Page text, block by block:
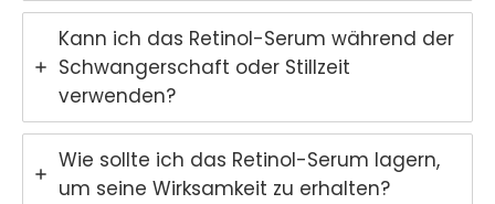
Kann ich das Retinol-Serum während der
Schwangerschaft oder Stillzeit
verwenden?
Wie sollte ich das Retinol-Serum lagern,
um seine Wirksamkeit zu erhalten?